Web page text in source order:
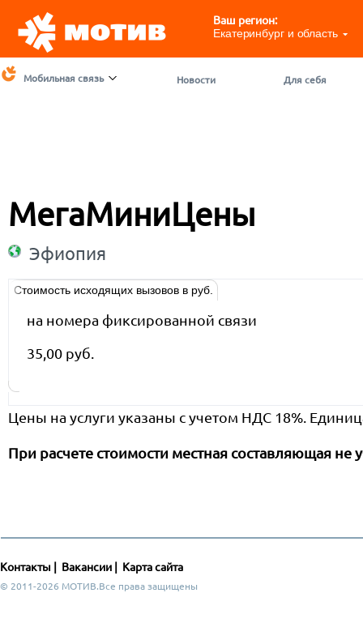
Ваш регион:
Екатеринбург и область
Мобильная связь Новости Для себя
МегаМиниЦены
Эфиопия
Стоимость исходящих вызовов в руб.
на номера фиксированной связи
35,00 руб.
Цены на услуги указаны с учетом НДС 18%.
При расчете стоимости местная составляющая не
Контакты Вакансии Карта сайта
© 2011-2026 МОТИВ.Все права защищены